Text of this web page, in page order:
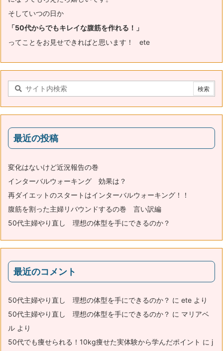
そしていつの日か
「50代からでもキレイな腹筋を作れる！」
ってことをお見せできればと思います！ ete
最近の投稿
変化はないけど近況報告の巻
インターバルウォーキング 効果は？
再ダイエットのスタートはインターバルウォーキング！！
腹筋を割った主婦リバウンドするの巻 言い訳編
50代主婦やり直し 理想の体型を手にできるのか？
最近のコメント
50代主婦やり直し 理想の体型を手にできるのか？ に ete より
50代主婦やり直し 理想の体型を手にできるのか？ に マリアベ
ル より
50代でも痩せられる！10kg痩せた実体験から学んだポイント に j